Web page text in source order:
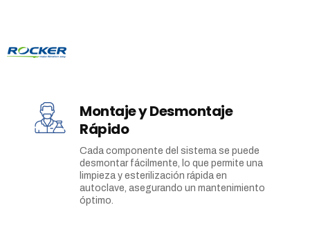
Montaje y Desmontaje
Rápido
Cada componente del sistema se puede
desmontar fácilmente, lo que permite una
limpieza y esterilización rápida en
autoclave, asegurando un mantenimiento
óptimo.